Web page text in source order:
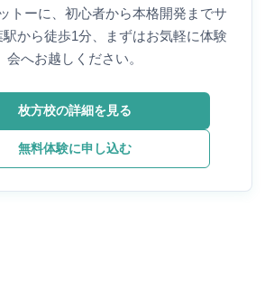
トーに、初心者から本格開発までサ
から徒歩1分、まずはお気軽に体験
会へお越しください。
枚方校の詳細を見る
無料体験に申し込む